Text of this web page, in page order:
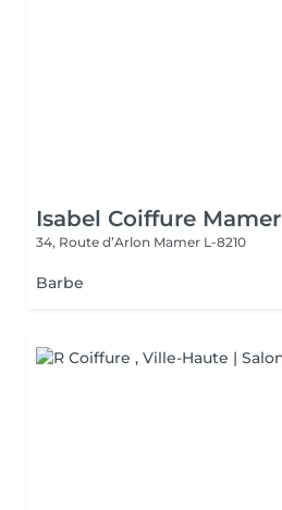
Isabel Coiffure Mamer
34, Route d’Arlon Mamer L-8210
Barbe